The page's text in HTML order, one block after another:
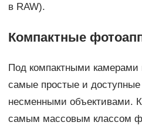
в RAW).
Компактные
Под компактными камерами
самые простые и
несменными объективами.
самым массовым классом